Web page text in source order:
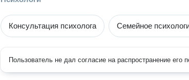
Консультация психолога Семейное
Пользователь не дал согласие на распространение его